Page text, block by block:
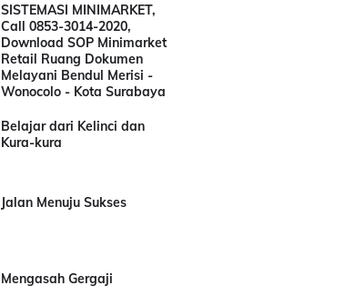
SISTEMASI MINIMARKET,
Call 0853-3014-2020,
Download SOP Minimarket
Retail Ruang Dokumen
Melayani Bendul Merisi -
Wonocolo - Kota Surabaya
Belajar dari Kelinci dan
Kura-kura
Jalan Menuju Sukses
Mengasah Gergaji